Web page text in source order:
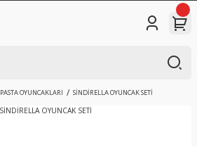
PASTA OYUNCAKLARI SİNDİRELLA OYUNCAK SETİ